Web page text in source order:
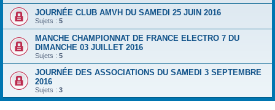
JOURNÉE CLUB AMVH DU SAMEDI 25 JUIN 2016
Sujets : 5
MANCHE CHAMPIONNAT DE FRANCE ELECTRO 7 DU
DIMANCHE 03 JUILLET 2016
Sujets : 5
JOURNÉE DES ASSOCIATIONS DU SAMEDI 3 SEPTEMBRE
2016
Sujets : 3